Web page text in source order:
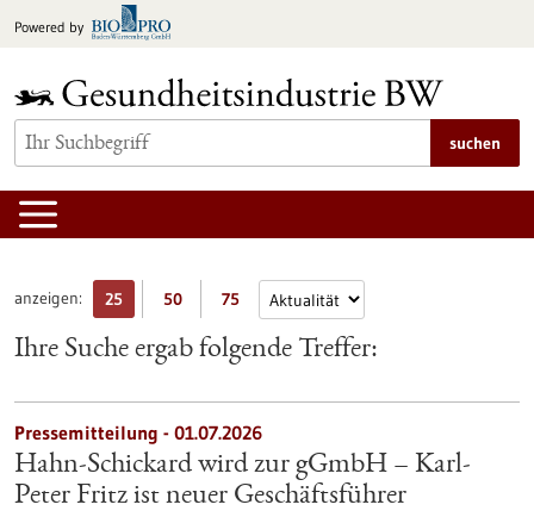
Inhalt
Powered by
suchen
anzeigen: 25 50 75
Ihre Suche ergab folgende Treffer:
Pressemitteilung - 01.07.2026
Hahn-Schickard wird zur gGmbH – Karl-
Peter Fritz ist neuer Geschäftsführer